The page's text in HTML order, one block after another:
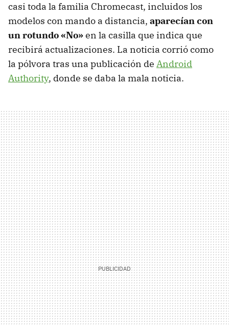
casi toda la familia Chromecast, incluidos los
modelos con mando a distancia, aparecían con
un rotundo «No»en la casilla que indica que
recibirá actualizaciones. La noticia corrió como
la pólvora tras una publicación de Android
Authority, donde se daba la mala noticia.